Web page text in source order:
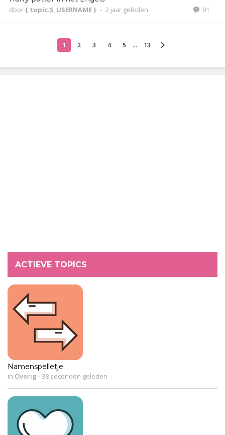
door{ topic.S_USERNAME } - 2 jaar geleden 91
1 2 3 4 5 ... 13
ACTIEVE TOPICS
Namenspelletje
in Overig - 38 seconden geleden